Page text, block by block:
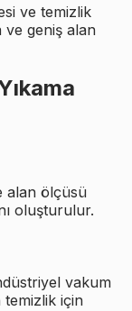
ve temizlik
ve geniş alan
alan ölçüsü
oluşturulur.
vakum
temizlik için